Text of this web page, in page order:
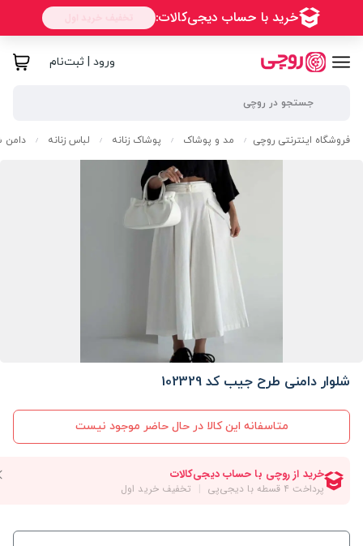
ورود | ثبت‌نام
فروشگاه اینترنتی روچی / مد و پوشاک / پوشاک زنانه / لباس زنانه / دامن
شلوار دامنی طرح جیب کد 102329
متاسفانه این کالا در حال حاضر موجود نیست